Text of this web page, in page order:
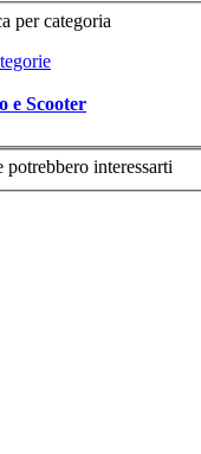
per categoria
e Scooter
interessarti